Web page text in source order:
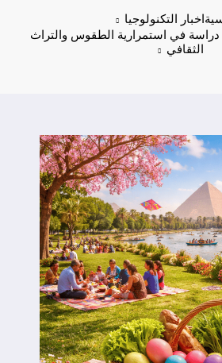
اخبار التكنولوجيا
في استمرارية الطقوس والتراث
الثقافي